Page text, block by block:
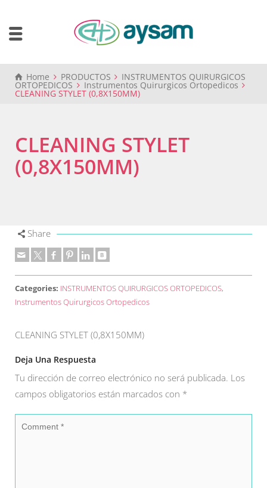
Home PRODUCTOS INSTRUMENTOS QUIRURGICOS
ORTOPEDICOS Instrumentos Quirurgicos Ortopedicos
CLEANING STYLET (0,8X150MM)
CLEANING STYLET
(0,8X150MM)
Share
Categories: INSTRUMENTOS QUIRURGICOS ORTOPEDICOS,
Instrumentos Quirurgicos Ortopedicos
CLEANING STYLET (0,8X150MM)
Deja Una Respuesta
Tu dirección de correo electrónico no será publicada. Los
campos obligatorios están marcados con *